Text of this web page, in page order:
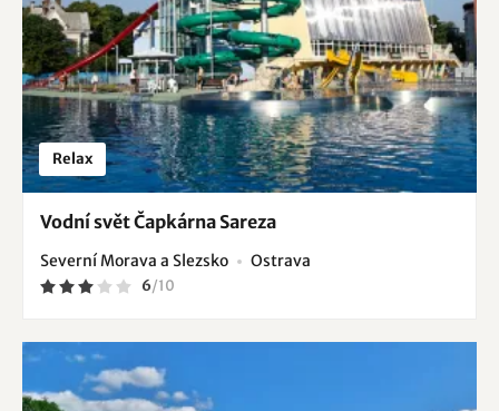
Relax
Vodní svět Čapkárna Sareza
Severní Morava a Slezsko Ostrava
6/10